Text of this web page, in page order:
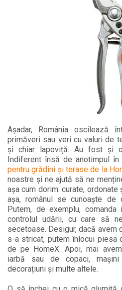
Așadar, România oscilează
primăveri sau veri cu valuri de
și chiar lapoviță. Au fost și
Indiferent însă de anotimpul în
pentru grădini și terase de la
noastre și ne ajută să ne
așa cum dorim: curate,
așa, românul se cunoaște de
Putem, de exemplu,
controlul udării, cu care să
secetoase. Desigur, dacă
s-a stricat, putem înlocui piesa
de pe HomeX. Apoi, mai
iarbă sau de copaci,
decorațiuni și multe altele.